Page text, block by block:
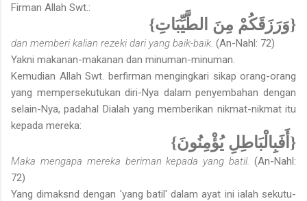
Firman Allah Swt.:
{وَرَزَقَكُمْ مِنَ الطَّيِّبَاتِ}
dan memberi kalian rezeki dari yang baik-baik. (An-Nahl: 72)
Yakni makanan-makanan dan minuman-minuman.
Kemudian Allah Swt. berfirman mengingkari sikap orang-orang
yang mempersekutukan diri-Nya dalam penyembahan dengan
selain-Nya, padahal Dialah yang memberikan nikmat-nikmat itu
kepada mereka:
{أَفَبِالْبَاطِلِ يُؤْمِنُونَ}
Maka mengapa mereka beriman kepada yang batil. (An-Nahl:
72)
Yang dimaksnd dengan 'yang batil' dalam ayat ini ialah sekutu-